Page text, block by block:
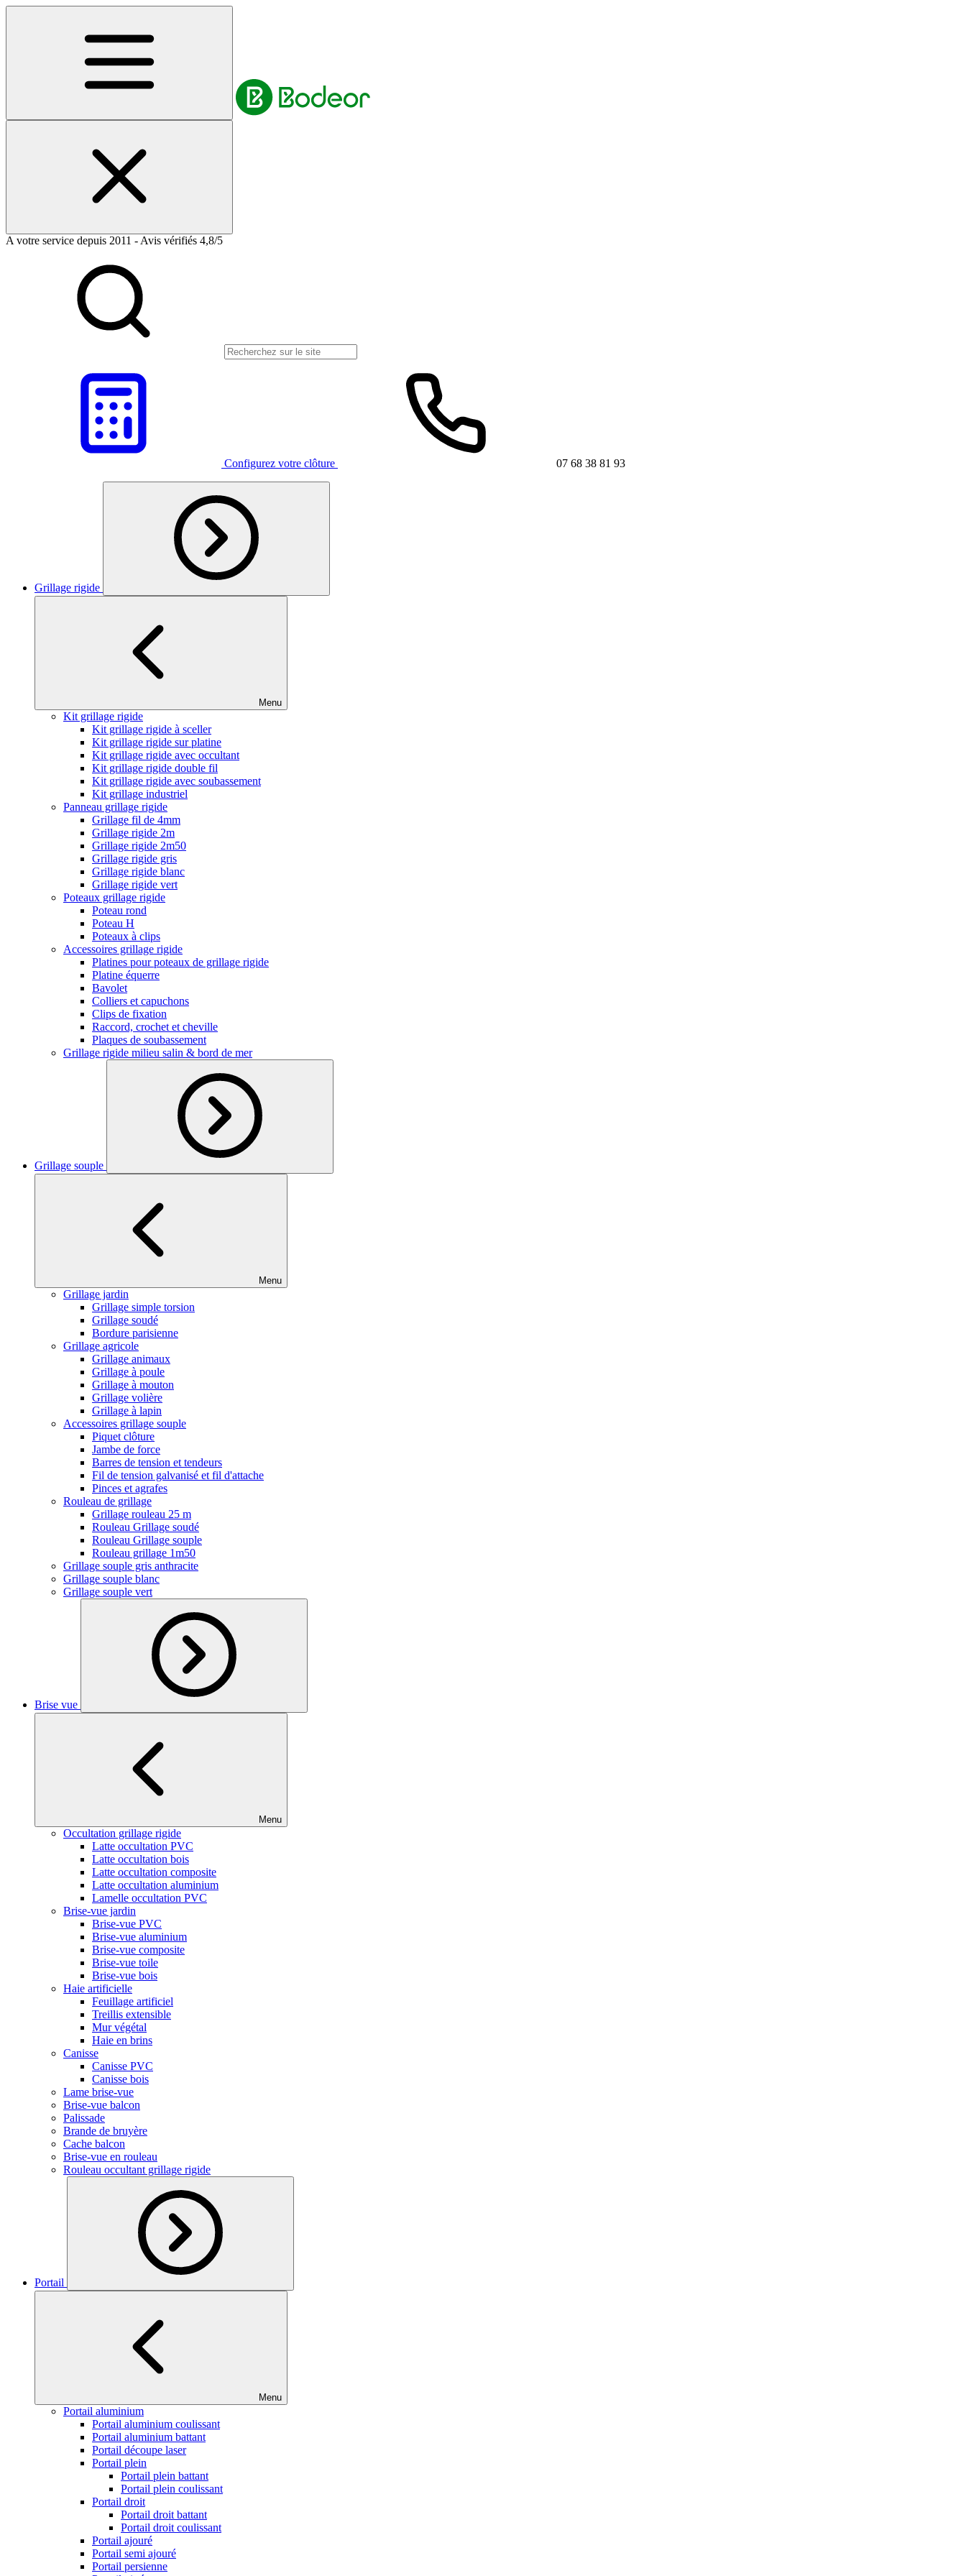
A votre service depuis 2011 - Avis vérifiés 4,8/5
Configurez votre clôture 07 68 38 81 93
Grillage rigide
Menu
Kit grillage rigide
Kit grillage rigide à sceller
Kit grillage rigide sur platine
Kit grillage rigide avec occultant
Kit grillage rigide double fil
Kit grillage rigide avec soubassement
Kit grillage industriel
Panneau grillage rigide
Grillage fil de 4mm
Grillage rigide 2m
Grillage rigide 2m50
Grillage rigide gris
Grillage rigide blanc
Grillage rigide vert
Poteaux grillage rigide
Poteau rond
Poteau H
Poteaux à clips
Accessoires grillage rigide
Platines pour poteaux de grillage rigide
Platine équerre
Bavolet
Colliers et capuchons
Clips de fixation
Raccord, crochet et cheville
Plaques de soubassement
Grillage rigide milieu salin & bord de mer
Grillage souple
Menu
Grillage jardin
Grillage simple torsion
Grillage soudé
Bordure parisienne
Grillage agricole
Grillage animaux
Grillage à poule
Grillage à mouton
Grillage volière
Grillage à lapin
Accessoires grillage souple
Piquet clôture
Jambe de force
Barres de tension et tendeurs
Fil de tension galvanisé et fil d'attache
Pinces et agrafes
Rouleau de grillage
Grillage rouleau 25 m
Rouleau Grillage soudé
Rouleau Grillage souple
Rouleau grillage 1m50
Grillage souple gris anthracite
Grillage souple blanc
Grillage souple vert
Brise vue
Menu
Occultation grillage rigide
Latte occultation PVC
Latte occultation bois
Latte occultation composite
Latte occultation aluminium
Lamelle occultation PVC
Brise-vue jardin
Brise-vue PVC
Brise-vue aluminium
Brise-vue composite
Brise-vue toile
Brise-vue bois
Haie artificielle
Feuillage artificiel
Treillis extensible
Mur végétal
Haie en brins
Canisse
Canisse PVC
Canisse bois
Lame brise-vue
Brise-vue balcon
Palissade
Brande de bruyère
Cache balcon
Brise-vue en rouleau
Rouleau occultant grillage rigide
Portail
Menu
Portail aluminium
Portail aluminium coulissant
Portail aluminium battant
Portail découpe laser
Portail plein
Portail plein battant
Portail plein coulissant
Portail droit
Portail droit battant
Portail droit coulissant
Portail ajouré
Portail semi ajouré
Portail persienne